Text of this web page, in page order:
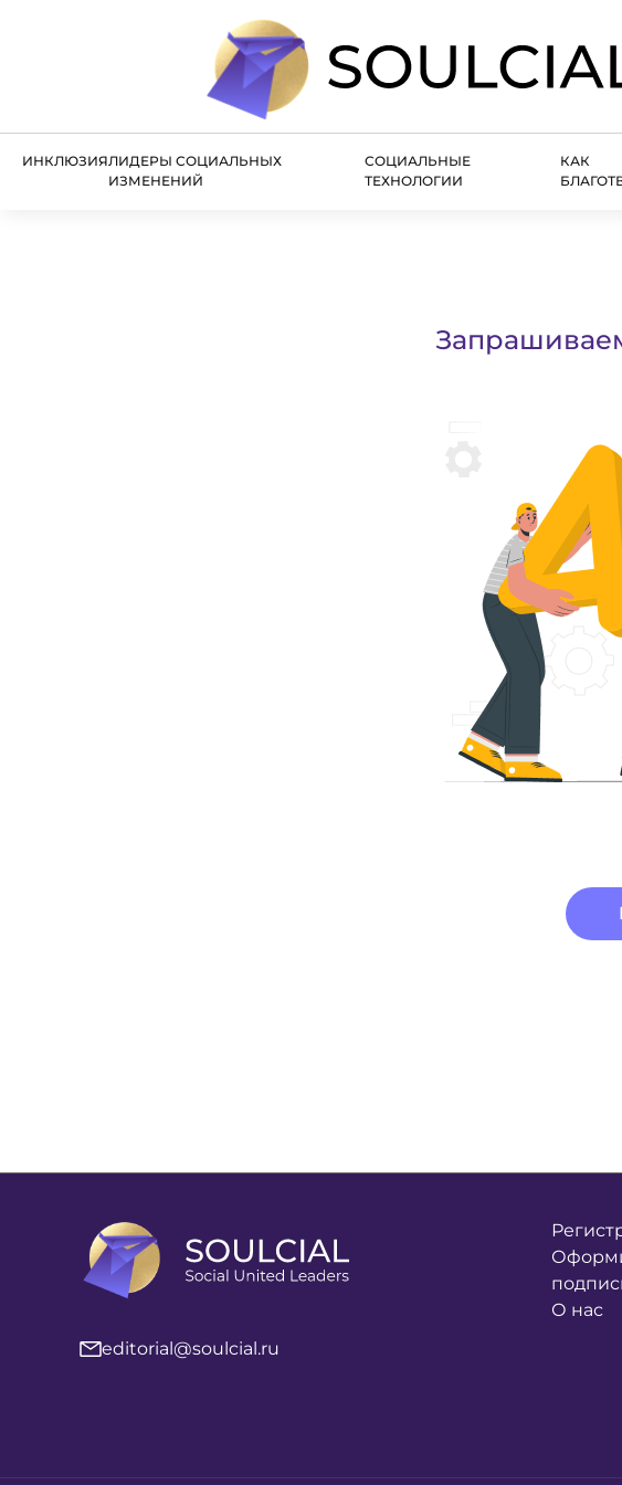
ИНКЛЮЗИЯЛИДЕРЫ СОЦИАЛЬНЫХ
ИЗМЕНЕНИЙ
СОЦИАЛЬНЫЕ
ТЕХНОЛОГИИ
КАК
editorial@soulcial.ru
О нас